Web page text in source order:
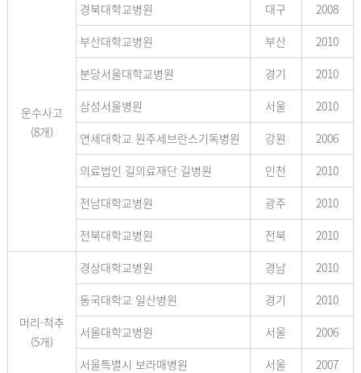
운수사고
(8개)
경북대학교병원 대구
2008
부산대학교병원
부산
2010
분당서울대학교병원
경기
2010
삼성서울병원
서울
2010
연세대학교 원주세브란스기독병원
강원
2006
의료법인 길의료재단 길병원
인천
2010
전남대학교병원
광주
2010
전북대학교병원
전북 2010
머리·척추
(5개)
경상대학교병원 경남
2010
동국대학교 일산병원
경기
2010
서울대학교병원
서울
2006
서울특별시 보라매병원
서울
2007